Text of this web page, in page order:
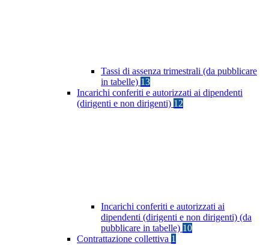
Tassi di assenza trimestrali (da pubblicare
in tabelle) 13
Incarichi conferiti e autorizzati ai dipendenti
(dirigenti e non dirigenti) 12
Incarichi conferiti e autorizzati ai
dipendenti (dirigenti e non dirigenti) (da
pubblicare in tabelle) 10
Contrattazione collettiva 1